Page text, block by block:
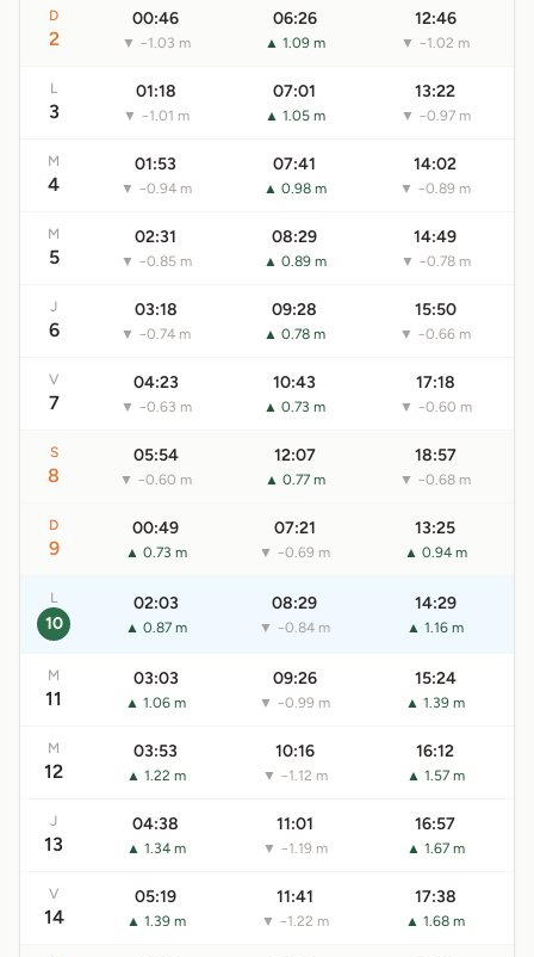
D
2
00:46
▼ −1.03 m
06:26
▲ 1.09 m
12:46
▼ −1.02 m
L
3
01:18
▼ −1.01 m
07:01
▲ 1.05 m
13:22
▼ −0.97 m
M
4
01:53
▼ −0.94 m
07:41
▲ 0.98 m
14:02
▼ −0.89 m
M
5
02:31
▼ −0.85 m
08:29
▲ 0.89 m
14:49
▼ −0.78 m
J
6
03:18
▼ −0.74 m
09:28
▲ 0.78 m
15:50
▼ −0.66 m
V
7
04:23
▼ −0.63 m
10:43
▲ 0.73 m
17:18
▼ −0.60 m
S
8
05:54
▼ −0.60 m
12:07
▲ 0.77 m
18:57
▼ −0.68 m
D
9
00:49
▲ 0.73 m
07:21
▼ −0.69 m
13:25
▲ 0.94 m
L
10
02:03
▲ 0.87 m
08:29
▼ −0.84 m
14:29
▲ 1.16 m
M
11
03:03
▲ 1.06 m
09:26
▼ −0.99 m
15:24
▲ 1.39 m
M
12
03:53
▲ 1.22 m
10:16
▼ −1.12 m
16:12
▲ 1.57 m
J
13
04:38
▲ 1.34 m
11:01
▼ −1.19 m
16:57
▲ 1.67 m
V
14
05:19
▲ 1.39 m
11:41
▼ −1.22 m
17:38
▲ 1.68 m